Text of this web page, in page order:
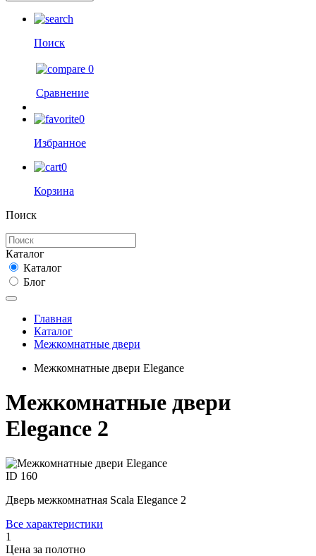
Поиск
0
Сравнение
0
Избранное
0
Корзина
Поиск
Каталог
Каталог
Блог
Главная
Каталог
Межкомнатные двери
Межкомнатные двери Elegance
Межкомнатные двери
Elegance 2
ID 160
Дверь межкомнатная Scala Elegance 2
Все характеристики
1
Цена за полотно